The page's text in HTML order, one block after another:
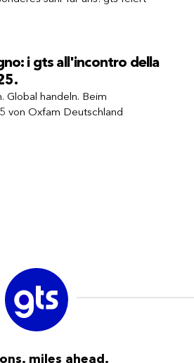
i gts all'incontro della
Global handeln. Beim
von Oxfam Deutschland
miles ahead.